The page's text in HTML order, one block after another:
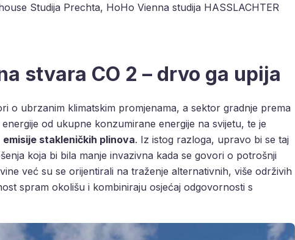
Studija Prechta, HoHo Vienna studija HASSLACHTER
stvara CO 2 – drvo ga upija
o ubrzanim klimatskim promjenama, a sektor gradnje prema
od ukupne konzumirane energije na svijetu, te je
emisije stakleničkih plinova. Iz istog razloga, upravo bi se taj
koja bi bila manje invazivna kada se govori o potrošnji
već su se orijentirali na traženje alternativnih, više održivih
spram okolišu i kombiniraju osjećaj odgovornosti s